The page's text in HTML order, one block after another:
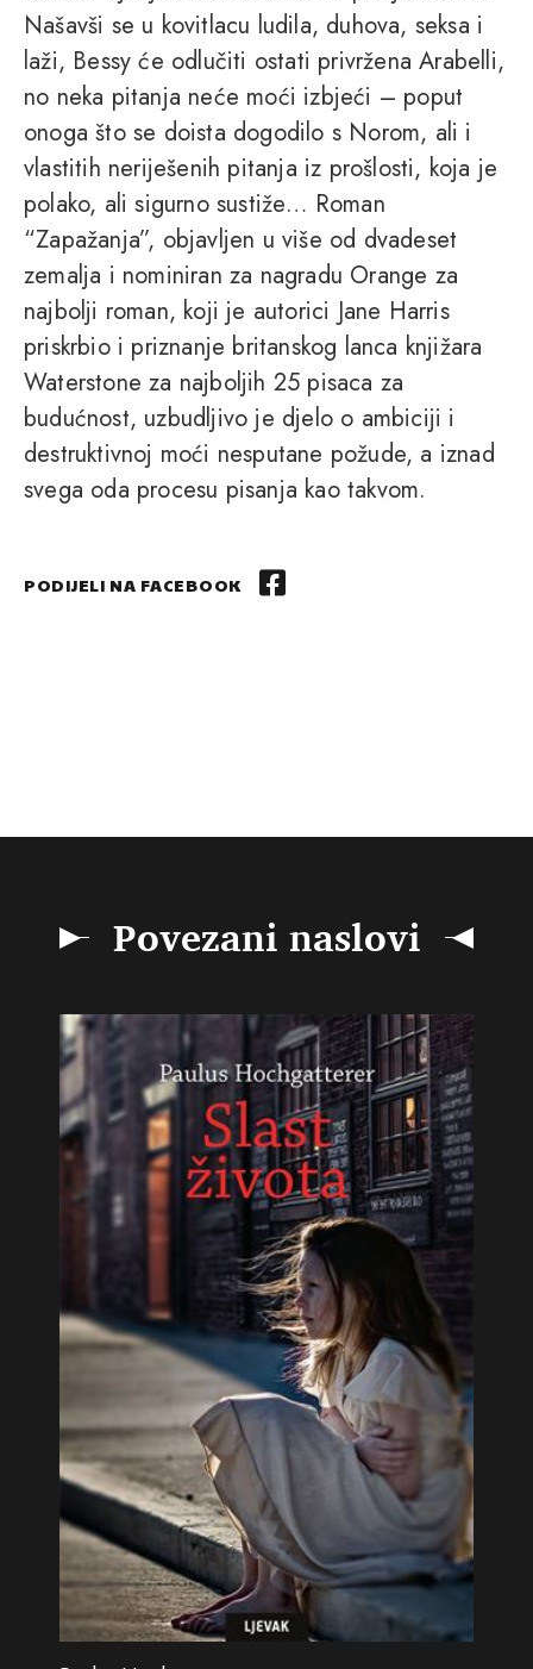
Našavši se u kovitlacu ludila, duhova, seksa i
laži, Bessy će odlučiti ostati privržena Arabelli,
no neka pitanja neće moći izbjeći – poput
onoga što se doista dogodilo s Norom, ali i
vlastitih neriješenih pitanja iz prošlosti, koja je
polako, ali sigurno sustiže… Roman
“Zapažanja”, objavljen u više od dvadeset
zemalja i nominiran za nagradu Orange za
najbolji roman, koji je autorici Jane Harris
priskrbio i priznanje britanskog lanca knjižara
Waterstone za najboljih 25 pisaca za
budućnost, uzbudljivo je djelo o ambiciji i
destruktivnoj moći nesputane požude, a iznad
svega oda procesu pisanja kao takvom.
PODIJELI NA FACEBOOK
Povezani naslovi